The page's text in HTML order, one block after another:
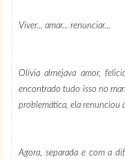
Viver... amar... renunciar...
Olívia almejava amor,
encontrado tudo isso no
problemática, ela renunciou
Agora, separada e com a